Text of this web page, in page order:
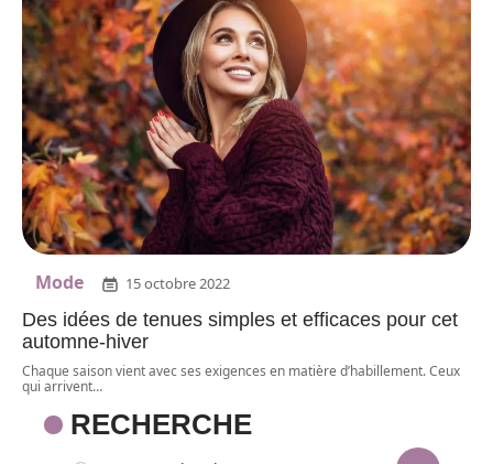
Mode 15 octobre 2022
Des idées de tenues simples et efficaces pour cet
automne-hiver
Chaque saison vient avec ses exigences en matière d’habillement. Ceux
qui arrivent…
RECHERCHE